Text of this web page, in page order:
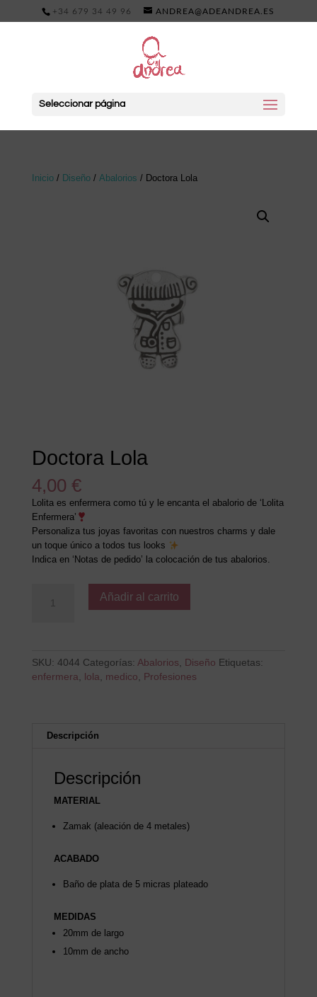
+34 679 34 49 96 ANDREA@ADEANDREA.ES
Seleccionar página
Inicio/ Diseño/ Abalorios / Doctora Lola
Doctora Lola
4,00 €
Lolita es enfermera como tú y le encanta el abalorio de ‘Lolita
Enfermera’
Personaliza tus joyas favoritas con nuestros charms y dale
un toque único a todos tus looks
Indica en ‘Notas de pedido’ la colocación de tus abalorios.
Añadir al carrito
SKU: 4044 Categorías: Abalorios, Diseño Etiquetas:
enfermera, lola, medico, Profesiones
Descripción
Descripción
MATERIAL
Zamak (aleación de 4 metales)
ACABADO
Baño de plata de 5 micras plateado
MEDIDAS
20mm de largo
10mm de ancho